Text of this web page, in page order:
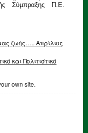
Σύμπραξης Π.Ε.
ζωής….. Απρίλιος
και Πολιτιστικό
own site.